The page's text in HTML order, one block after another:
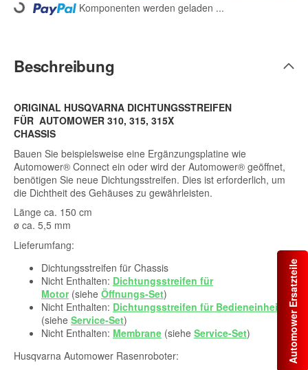
Automower Ersatzteile
Loading... Komponenten werden geladen ...
Beschreibung
ORIGINAL HUSQVARNA DICHTUNGSSTREIFEN
FÜR AUTOMOWER 310, 315, 315X
CHASSIS
Bauen Sie beispielsweise eine Ergänzungsplatine wie
Automower® Connect ein oder wird der Automower® geöffnet,
benötigen Sie neue Dichtungsstreifen. Dies ist erforderlich, um
die Dichtheit des Gehäuses zu gewährleisten.
Länge ca. 150 cm
ø ca. 5,5 mm
Lieferumfang:
Dichtungsstreifen für Chassis
Nicht Enthalten: Dichtungsstreifen für
Motor(siehe Öffnungs-Set)
Nicht Enthalten: Dichtungsstreifen für Bedieneinheit
(siehe Service-Set)
Nicht Enthalten: Membrane (siehe Service-Set)
Husqvarna Automower Rasenroboter: